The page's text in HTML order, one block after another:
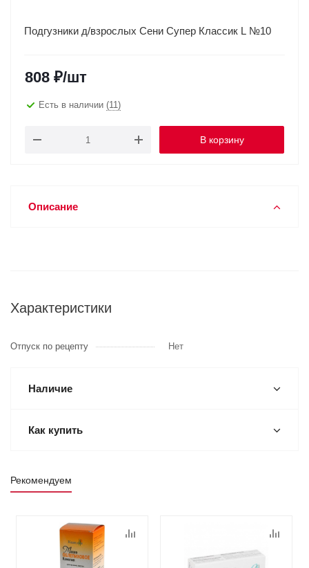
Подгузники д/взрослых Сени Супер Классик L №10
808 ₽/шт
Есть в наличии (11)
В корзину
Описание
Характеристики
Отпуск по рецепту Нет
Наличие
Как купить
Рекомендуем